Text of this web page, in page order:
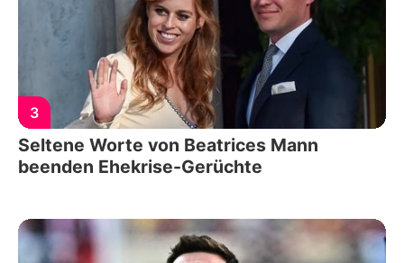
3
Seltene Worte von Beatrices Mann
beenden Ehekrise-Gerüchte